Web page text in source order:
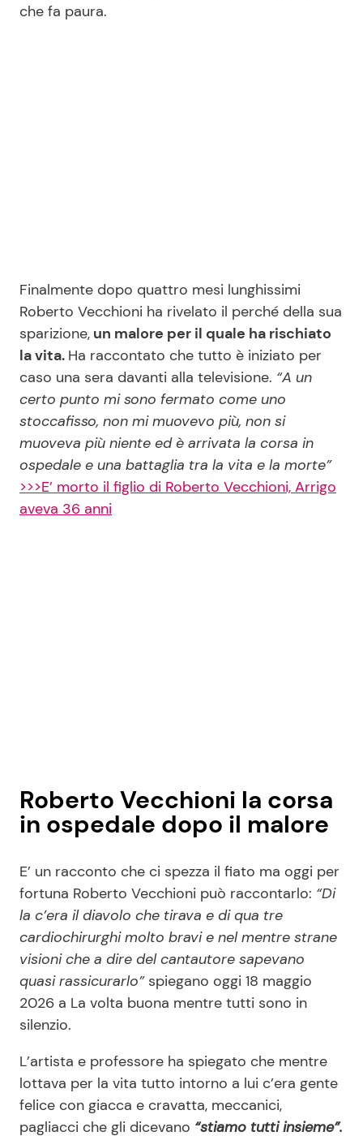
Redazione
Contattaci
Pubblicità
Privacy Policy
che fa paura.
Finalmente dopo quattro mesi lunghissimi
Roberto Vecchioni ha rivelato il perché della sua
sparizione, un malore per il quale ha rischiato
la vita. Ha raccontato che tutto è iniziato per
caso una sera davanti alla televisione. “A un
certo punto mi sono fermato come uno
stoccafisso, non mi muovevo più, non si
muoveva più niente ed è arrivata la corsa in
ospedale e una battaglia tra la vita e la morte”
>>>E’ morto il figlio di Roberto Vecchioni, Arrigo
aveva 36 anni
Roberto Vecchioni la corsa
in ospedale dopo il malore
E’ un racconto che ci spezza il fiato ma oggi per
fortuna Roberto Vecchioni può raccontarlo: “Di
la c’era il diavolo che tirava e di qua tre
cardiochirurghi molto bravi e nel mentre strane
visioni che a dire del cantautore sapevano
quasi rassicurarlo”spiegano oggi 18 maggio
2026 a La volta buona mentre tutti sono in
silenzio.
L’artista e professore ha spiegato che mentre
lottava per la vita tutto intorno a lui c’era gente
felice con giacca e cravatta, meccanici,
pagliacci che gli dicevano “stiamo tutti insieme”.